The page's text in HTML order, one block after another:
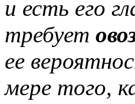
и есть его
требует
ее
мере того,